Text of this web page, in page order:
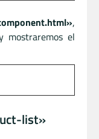
,
mostraremos el
list»